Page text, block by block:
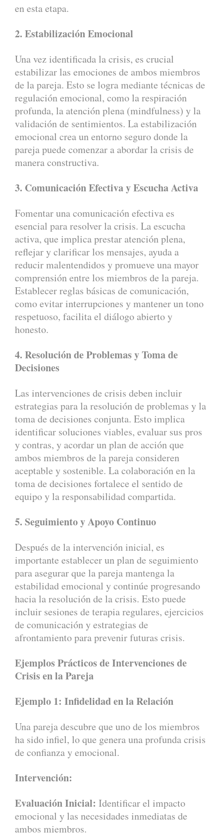
en esta etapa.
2. Estabilización Emocional
Una vez identificada la crisis, es crucial
estabilizar las emociones de ambos miembros
de la pareja. Esto se logra mediante técnicas de
regulación emocional, como la respiración
profunda, la atención plena (mindfulness) y la
validación de sentimientos. La estabilización
emocional crea un entorno seguro donde la
pareja puede comenzar a abordar la crisis de
manera constructiva.
3. Comunicación Efectiva y Escucha Activa
Fomentar una comunicación efectiva es
esencial para resolver la crisis. La escucha
activa, que implica prestar atención plena,
reflejar y clarificar los mensajes, ayuda a
reducir malentendidos y promueve una mayor
comprensión entre los miembros de la pareja.
Establecer reglas básicas de comunicación,
como evitar interrupciones y mantener un tono
respetuoso, facilita el diálogo abierto y
honesto.
4. Resolución de Problemas y Toma de
Decisiones
Las intervenciones de crisis deben incluir
estrategias para la resolución de problemas y la
toma de decisiones conjunta. Esto implica
identificar soluciones viables, evaluar sus pros
y contras, y acordar un plan de acción que
ambos miembros de la pareja consideren
aceptable y sostenible. La colaboración en la
toma de decisiones fortalece el sentido de
equipo y la responsabilidad compartida.
5. Seguimiento y Apoyo Continuo
Después de la intervención inicial, es
importante establecer un plan de seguimiento
para asegurar que la pareja mantenga la
estabilidad emocional y continúe progresando
hacia la resolución de la crisis. Esto puede
incluir sesiones de terapia regulares, ejercicios
de comunicación y estrategias de
afrontamiento para prevenir futuras crisis.
Ejemplos Prácticos de Intervenciones de
Crisis en la Pareja
Ejemplo 1: Infidelidad en la Relación
Una pareja descubre que uno de los miembros
ha sido infiel, lo que genera una profunda crisis
de confianza y emocional.
Intervención:
Evaluación Inicial: Identificar el impacto
emocional y las necesidades inmediatas de
ambos miembros.